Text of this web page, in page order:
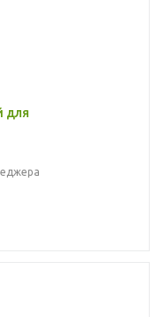
для